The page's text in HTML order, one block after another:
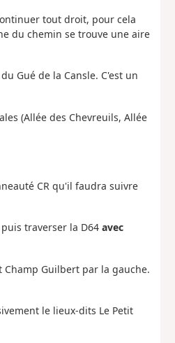
tout droit, pour cela
du chemin se trouve une aire
Gué de la Cansle. C'est un
(Allée des Chevreuils, Allée
CR qu'il faudra suivre
traverser la D64 avec
Guilbert par la gauche.
le lieux-dits Le Petit